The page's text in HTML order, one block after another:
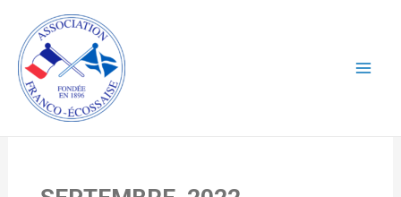
contenu